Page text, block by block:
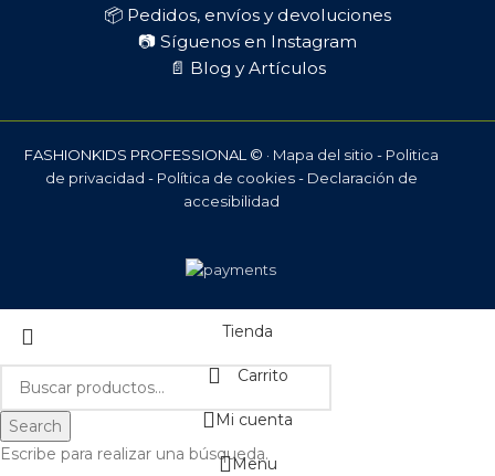
📦 Pedidos, envíos y devoluciones
📷 Síguenos en Instagram
📄 Blog y Artículos
FASHIONKIDS PROFESSIONAL © · Mapa del sitio - Politica
de privacidad - Política de cookies- Declaración de
accesibilidad
Search
Escribe para realizar una búsqueda.
Tienda
Carrito
Mi cuenta
Menu